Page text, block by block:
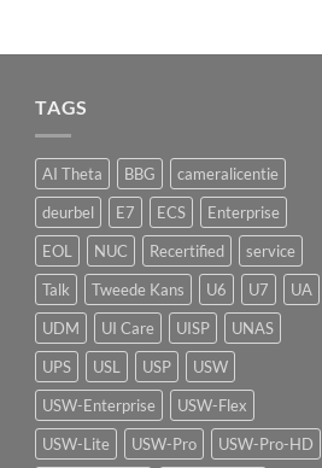
TAGS
AI Theta BBG
cameralicentie
deurbel
E7 ECS
Enterprise
EOL
NUC Recertified
service
Talk
Tweede Kans U6 U7
UA
UDM
UI Care UISP
UNAS
UPS
USL USP
USW
USW-Enterprise
USW-Flex
USW-Lite
USW-Pro USW-Pro-HD